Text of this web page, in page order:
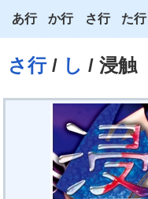
さ行/ し / 浸触
あ行
い
か行
き
く
こ
さ行
し
す
せ
そ
た行
ち
つ
て
と